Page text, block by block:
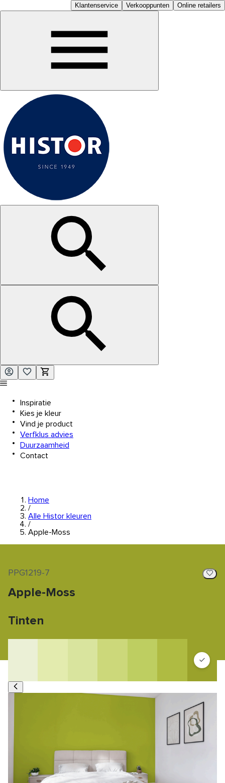
Klantenservice Verkooppunten Online retailers
Inspiratie
Kies je kleur
Vind je product
Verfklus advies
Duurzaamheid
Contact
Home
/
Alle Histor kleuren
/
Apple-Moss
PPG1219-7
Apple-Moss
Tinten